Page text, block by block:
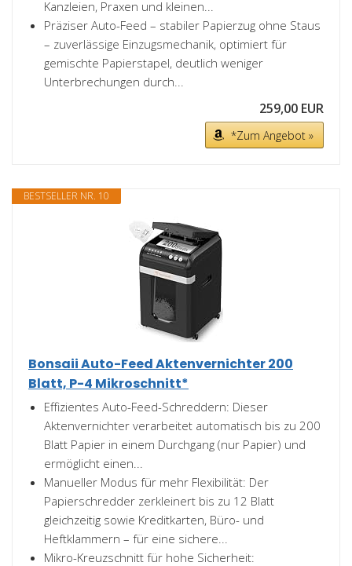
Kanzleien, Praxen und kleinen...
Präziser Auto-Feed – stabiler Papierzug ohne Staus
– zuverlässige Einzugsmechanik, optimiert für
gemischte Papierstapel, deutlich weniger
Unterbrechungen durch...
259,00 EUR
*Zum Angebot »
BESTSELLER NR. 10
Bonsaii Auto-Feed Aktenvernichter 200
Blatt, P-4 Mikroschnitt*
Effizientes Auto-Feed-Schreddern: Dieser
Aktenvernichter verarbeitet automatisch bis zu 200
Blatt Papier in einem Durchgang (nur Papier) und
ermöglicht einen...
Manueller Modus für mehr Flexibilität: Der
Papierschredder zerkleinert bis zu 12 Blatt
gleichzeitig sowie Kreditkarten, Büro- und
Heftklammern – für eine sichere...
Mikro-Kreuzschnitt für hohe Sicherheit: